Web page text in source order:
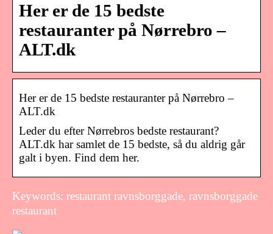
Her er de 15 bedste
restauranter på Nørrebro –
ALT.dk
Her er de 15 bedste restauranter på Nørrebro –
ALT.dk
Leder du efter Nørrebros bedste restaurant?
ALT.dk har samlet de 15 bedste, så du aldrig går
galt i byen. Find dem her.
Keywords: restaurant ravnsborggade, ravnsborggade
restaurant